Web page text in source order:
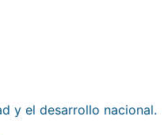
y el desarrollo nacional.